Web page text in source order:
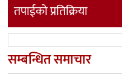
तपाईको प्रतिक्रिया
सम्बन्धित समाचार